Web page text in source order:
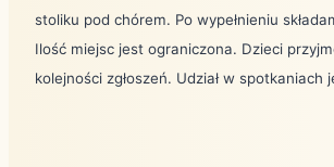
stoliku pod chórem. Po wypełnieniu
Ilość miejsc jest ograniczona. Dzieci
kolejności zgłoszeń. Udział w spotkaniach